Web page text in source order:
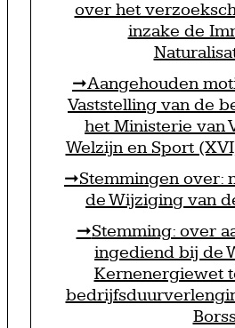
over het
inzake de
Aangehouden
Vaststelling van de
het Ministerie van
Welzijn en Sport
Stemmingen over:
de Wijziging van
Stemming: over
ingediend bij de
Kernenergiewet